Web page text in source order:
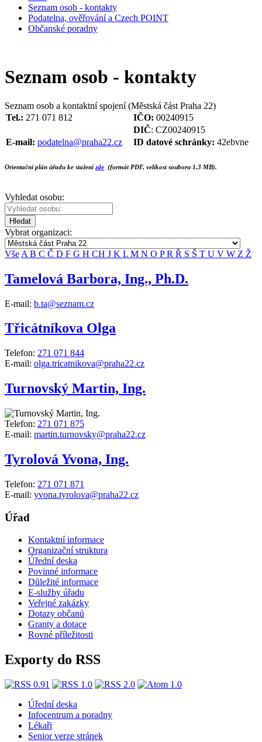
Seznam osob - kontakty
Podatelna, ověřování a Czech POINT
Občanské poradny
Seznam osob - kontakty
Seznam osob a kontaktní spojení (Městská část Praha 22)
Tel.: 271 071 812 IČO: 00240915
DIČ: CZ00240915
E-mail: podatelna@praha22.cz ID datové schránky: 42ebvne
Orientační plán úřadu ke staženízde (formát PDF, velikost souboru 1,3 MB).
Vyhledat osobu:
Hledat
Vybrat organizaci:
Vše A B C Č D F G H CH J K L M N O PR Ř S Š T U V W Z Ž
Tamelová Barbora, Ing., Ph.D.
E-mail: b.ta@seznam.cz
Třicátníkova Olga
Telefon: 271 071 844
E-mail: olga.tricatnikova@praha22.cz
Turnovský Martin, Ing.
Telefon: 271 071 875
E-mail: martin.turnovsky@praha22.cz
Tyrolová Yvona, Ing.
Telefon: 271 071 871
E-mail: yvona.tyrolova@praha22.cz
Úřad
Kontaktní informace
Organizační struktura
Úřední deska
Povinné informace
Důležité informace
E-služby úřadu
Veřejné zakázky
Dotazy občanů
Granty a dotace
Rovné příležitosti
Exporty do RSS
Úřední deska
Infocentrum a poradny
Lékaři
Senior verze stránek